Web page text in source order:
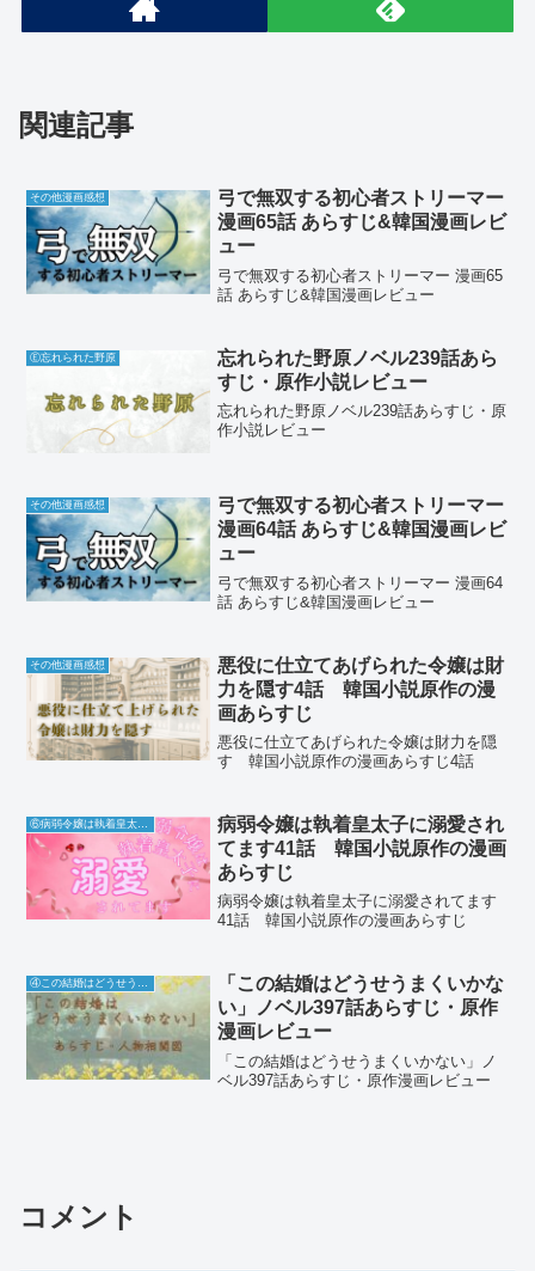
関連記事
その他漫画感想
弓で無双する初心者ストリーマー
漫画65話 あらすじ&韓国漫画レビ
ュー
弓で無双する初心者ストリーマー 漫画65
話 あらすじ&韓国漫画レビュー
Ⓔ忘れられた野原
忘れられた野原ノベル239話あら
すじ・原作小説レビュー
忘れられた野原ノベル239話あらすじ・原
作小説レビュー
その他漫画感想
弓で無双する初心者ストリーマー
漫画64話 あらすじ&韓国漫画レビ
ュー
弓で無双する初心者ストリーマー 漫画64
話 あらすじ&韓国漫画レビュー
その他漫画感想
悪役に仕立てあげられた令嬢は財
力を隠す4話 韓国小説原作の漫
画あらすじ
悪役に仕立てあげられた令嬢は財力を隠
す 韓国小説原作の漫画あらすじ4話
⑥病弱令嬢は執着皇太子に溺愛されてます
病弱令嬢は執着皇太子に溺愛され
てます41話 韓国小説原作の漫画
あらすじ
病弱令嬢は執着皇太子に溺愛されてます
41話 韓国小説原作の漫画あらすじ
④この結婚はどうせうまくいかない
「この結婚はどうせうまくいかな
い」ノベル397話あらすじ・原作
漫画レビュー
「この結婚はどうせうまくいかない」ノ
ベル397話あらすじ・原作漫画レビュー
コメント